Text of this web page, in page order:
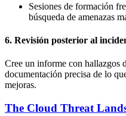
Sesiones de formación
búsqueda de amenazas
6. Revisión posterior al
Cree un informe con hallazgos
documentación precisa de lo
mejoras.
The Cloud Threat